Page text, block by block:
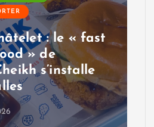
: le « fast
» de
s’installe